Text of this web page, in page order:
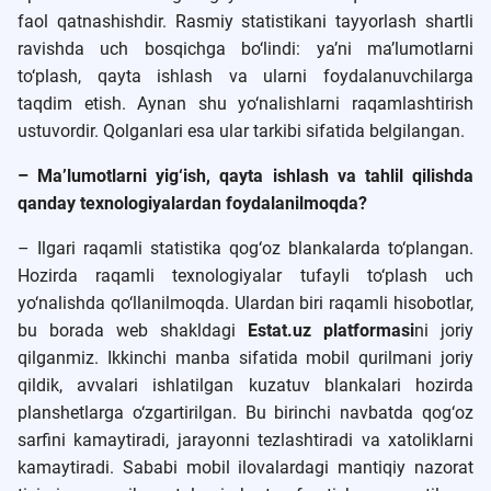
faol qatnashishdir. Rasmiy statistikani tayyorlash shartli
ravishda uch bosqichga bo‘lindi: ya’ni ma’lumotlarni
to‘plash, qayta ishlash va ularni foydalanuvchilarga
taqdim etish. Aynan shu yo‘nalishlarni raqamlashtirish
ustuvordir. Qolganlari esa ular tarkibi sifatida belgilangan.
– Ma’lumotlarni yig‘ish, qayta ishlash va tahlil qilishda
qanday texnologiyalardan foydalanilmoqda?
– Ilgari raqamli statistika qog‘oz blankalarda to‘plangan.
Hozirda raqamli texnologiyalar tufayli to‘plash uch
yo‘nalishda qo‘llanilmoqda. Ulardan biri raqamli hisobotlar,
bu borada web shakldagi Estat.uz platformasini joriy
qilganmiz. Ikkinchi manba sifatida mobil qurilmani joriy
qildik, avvalari ishlatilgan kuzatuv blankalari hozirda
planshetlarga o‘zgartirilgan. Bu birinchi navbatda qog‘oz
sarfini kamaytiradi, jarayonni tezlashtiradi va xatoliklarni
kamaytiradi. Sababi mobil ilovalardagi mantiqiy nazorat